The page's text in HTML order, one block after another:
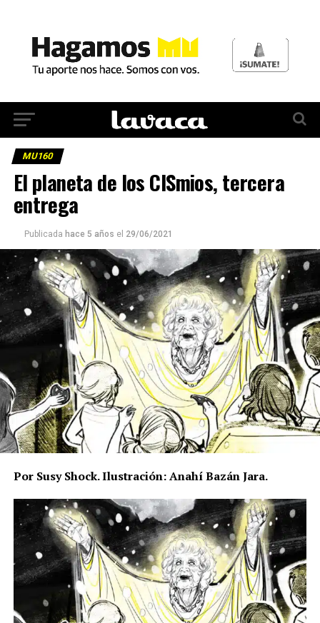
MU160
El planeta de los CISmios, tercera
entrega
Publicada hace 5 años el 29/06/2021
Por Susy Shock. Ilustración: Anahí Bazán Jara.